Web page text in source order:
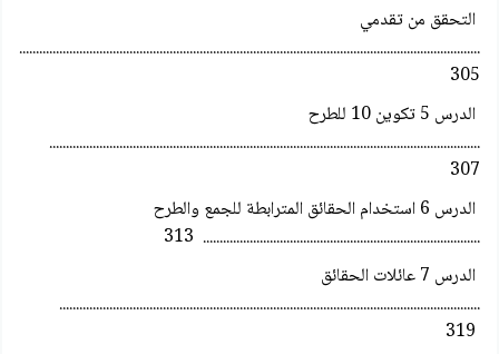
التحقق من تقدمي
...........................................................................................................................................
305
الدرس 5 تكوين 10 للطرح
.................................................................................................................................
307
الدرس 6 استخدام الحقائق المترابطة للجمع والطرح
................................................................................... 313
الدرس 7 عائلات الحقائق
..............................................................................................................................